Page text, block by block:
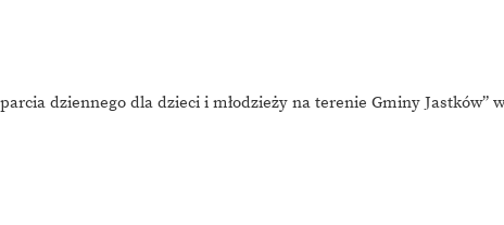
dziennego dla dzieci i młodzieży na terenie Gminy Jastków”